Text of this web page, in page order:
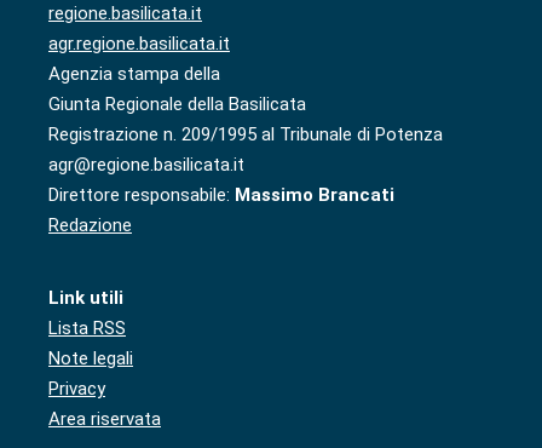
regione.basilicata.it
agr.regione.basilicata.it
Agenzia stampa della
Giunta Regionale della Basilicata
Registrazione n. 209/1995 al Tribunale di Potenza
agr@regione.basilicata.it
Direttore responsabile: Massimo Brancati
Redazione
Link utili
Lista RSS
Note legali
Privacy
Area riservata